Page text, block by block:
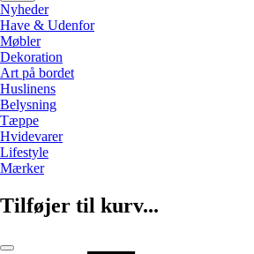
Nyheder
Have & Udenfor
Møbler
Dekoration
Art på bordet
Huslinens
Belysning
Tæppe
Hvidevarer
Lifestyle
Mærker
Tilføjer til kurv...